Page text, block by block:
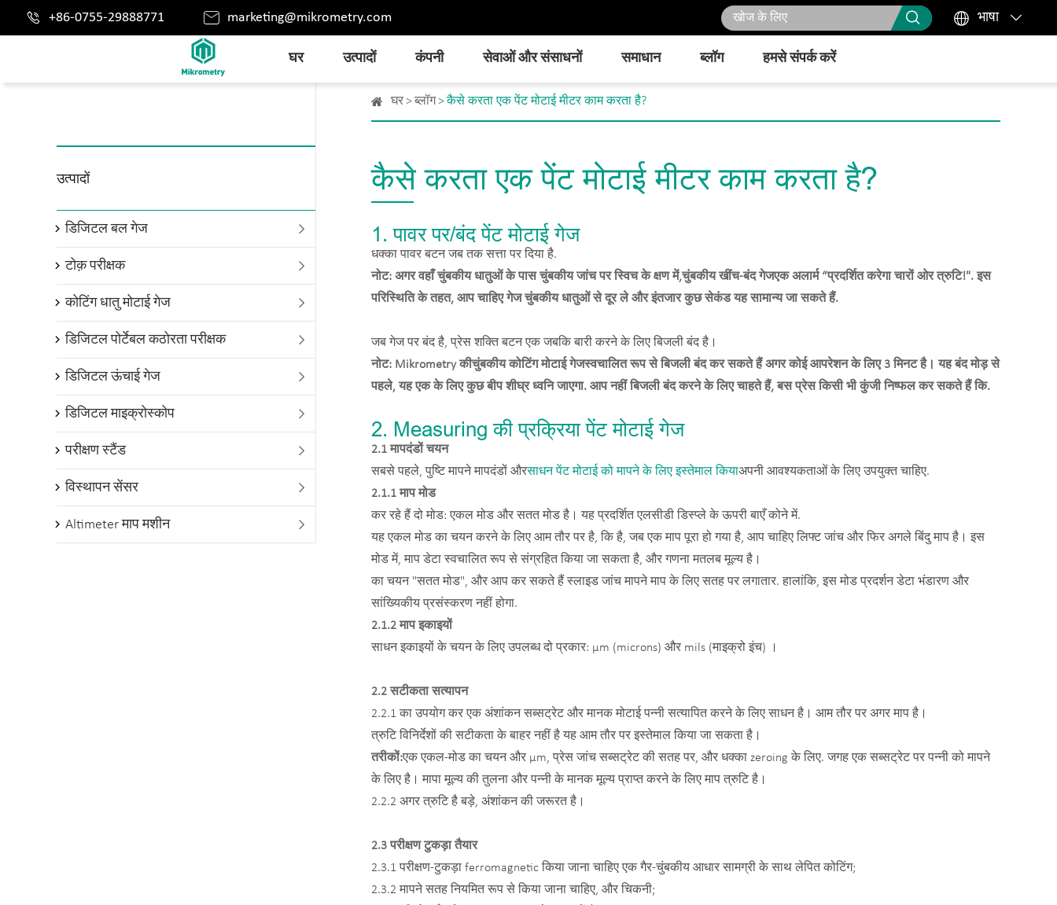
 +86-0755-29888771  marketing@mikrometry.com   भाषा 
घर उत्पादों कंपनी सेवाओं और संसाधनों समाधान ब्लॉग हमसे संपर्क करें
उत्पादों
 डिजिटल बल गेज
 टोक़ परीक्षक
 कोटिंग धातु मोटाई गेज
 डिजिटल पोर्टेबल कठोरता परीक्षक
 डिजिटल ऊंचाई गेज
 डिजिटल माइक्रोस्कोप
 परीक्षण स्टैंड
 विस्थापन सेंसर
 Altimeter माप मशीन
घर ब्लॉग कैसे करता एक पेंट मोटाई मीटर काम करता है?
कैसे करता एक पेंट मोटाई मीटर काम करता है?
1. पावर पर/बंद पेंट मोटाई गेज
धक्का पावर बटन जब तक सत्ता पर दिया है.
नोट: अगर वहाँ चुंबकीय धातुओं के पास चुंबकीय जांच पर स्विच के क्षण में,चुंबकीय खींच-बंद गेजएक अलार्म “प्रदर्शित करेगा चारों ओर त्रुटि!". इस
परिस्थिति के तहत, आप चाहिए गेज चुंबकीय धातुओं से दूर ले और इंतजार कुछ सेकंड यह सामान्य जा सकते हैं.
जब गेज पर बंद है, प्रेस शक्ति बटन एक जबकि बारी करने के लिए बिजली बंद है।
नोट: Mikrometry कीचुंबकीय कोटिंग मोटाई गेजस्वचालित रूप से बिजली बंद कर सकते हैं अगर कोई आपरेशन के लिए 3 मिनट है। यह बंद मोड़ से
पहले, यह एक के लिए कुछ बीप शीघ्र ध्वनि जाएगा. आप नहीं बिजली बंद करने के लिए चाहते हैं, बस प्रेस किसी भी कुंजी निष्फल कर सकते हैं कि.
2. Measuring की प्रक्रिया पेंट मोटाई गेज
2.1 मापदंडों चयन
सबसे पहले, पुष्टि मापने मापदंडों औरसाधन पेंट मोटाई को मापने के लिए इस्तेमाल कियाअपनी आवश्यकताओं के लिए उपयुक्त चाहिए.
2.1.1 माप मोड
कर रहे हैं दो मोड: एकल मोड और सतत मोड है। यह प्रदर्शित एलसीडी डिस्प्ले के ऊपरी बाएँ कोने में.
यह एकल मोड का चयन करने के लिए आम तौर पर है, कि है, जब एक माप पूरा हो गया है, आप चाहिए लिफ्ट जांच और फिर अगले बिंदु माप है। इस
मोड में, माप डेटा स्वचालित रूप से संग्रहित किया जा सकता है, और गणना मतलब मूल्य है।
का चयन "सतत मोड", और आप कर सकते हैं स्लाइड जांच मापने माप के लिए सतह पर लगातार. हालांकि, इस मोड प्रदर्शन डेटा भंडारण और
सांख्यिकीय प्रसंस्करण नहीं होगा.
2.1.2 माप इकाइयों
साधन इकाइयों के चयन के लिए उपलब्ध दो प्रकार: μm (microns) और mils (माइक्रो इंच) ।
2.2 सटीकता सत्यापन
2.2.1 का उपयोग कर एक अंशांकन सब्सट्रेट और मानक मोटाई पन्नी सत्यापित करने के लिए साधन है। आम तौर पर अगर माप है।
त्रुटि विनिर्देशों की सटीकता के बाहर नहीं है यह आम तौर पर इस्तेमाल किया जा सकता है।
तरीकों:एक एकल-मोड का चयन और μm, प्रेस जांच सब्सट्रेट की सतह पर, और धक्का zeroing के लिए. जगह एक सब्सट्रेट पर पन्नी को मापने
के लिए है। मापा मूल्य की तुलना और पन्नी के मानक मूल्य प्राप्त करने के लिए माप त्रुटि है।
2.2.2 अगर त्रुटि है बड़े, अंशांकन की जरूरत है।
2.3 परीक्षण टुकड़ा तैयार
2.3.1 परीक्षण-टुकड़ा ferromagnetic किया जाना चाहिए एक गैर-चुंबकीय आधार सामग्री के साथ लेपित कोटिंग;
2.3.2 मापने सतह नियमित रूप से किया जाना चाहिए, और चिकनी;